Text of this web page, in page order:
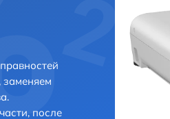
после